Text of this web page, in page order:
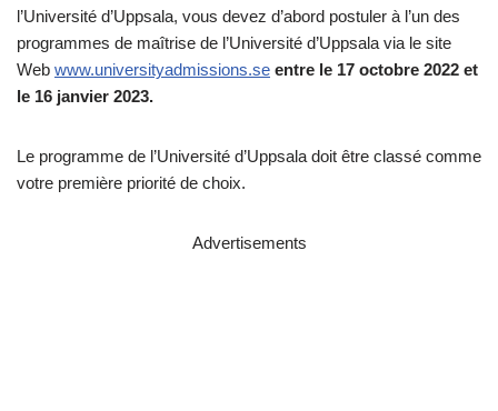
l’Université d’Uppsala, vous devez d’abord postuler à l’un des
programmes de maîtrise de l’Université d’Uppsala via le site
Web www.universityadmissions.se entre le 17 octobre 2022 et
le 16 janvier 2023.
Le programme de l’Université d’Uppsala doit être classé comme
votre première priorité de choix.
Advertisements